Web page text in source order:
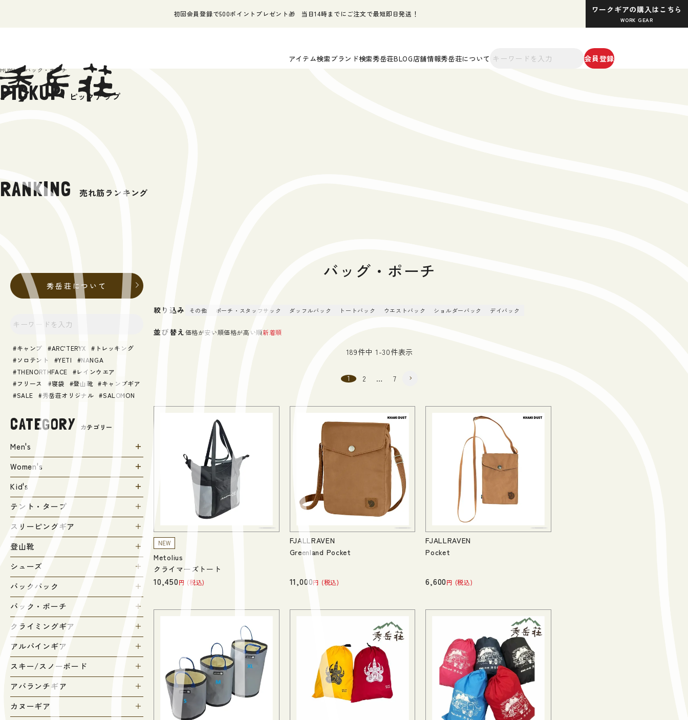
初回会員登録で500ポイントプレゼント🎁 当日14時までにご注文で最短即日発送！ ワークギアの購入はこちら
WORK GEAR
アイテム検索ブランド検索秀岳荘BLOG店舗情報秀岳荘について 会員登録
HOME バッグ・ポーチ
PICKUP ピックアップ
RANKING 売れ筋ランキング
秀岳荘について
キャンプ ARC'TERYX
トレッキング
ソロテント
YETI
NANGA
THENORTHFACE
レインウエア
フリース
寝袋 登山靴
キャンプギア
SALE
秀岳荘オリジナル SALOMON
CATEGORY カテゴリー
Men's
Women's
Kid's
テント・タープ
スリーピングギア
登山靴
シューズ
バックパック
バック・ポーチ
クライミングギア
アルパインギア
スキー/スノーボード
アバランチギア
カヌーギア
バッグ・ポーチ
絞り込み その他 ポーチ・スタッフサック ダッフルバック トートバック ウエストバック ショルダーバック デイバック
並び替え価格が安い順価格が高い順新着順
189件中 1 -30件表示
1 2 … 7
NEW
Metolius
クライマーズトート
10,450 税込
FJALLRAVEN
Greenland Pocket
11,000 税込
FJALLRAVEN
Pocket
6,600 税込